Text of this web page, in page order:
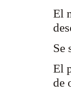
El
Se
El
de